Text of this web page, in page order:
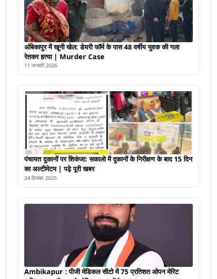
अंबिकापुर में खूनी खेल: डेयरी फॉर्म के पास 48 वर्षीय युवक की गला
रेतकर हत्या | Murder Case
11 जनवरी 2026
पंचायत दुकानों पर शिकंजा: सकालो में दुकानों के निरीक्षण के बाद 15 दिन
का अल्टीमेटम | पढ़े पूरी खबर
24 दिसंबर 2025
Ambikapur : पीजी मेडिकल सीटो में 75 प्रतिशत ओपन मेरिट